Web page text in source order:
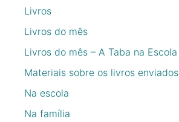
Livros
Livros do mês
Livros do mês – A Taba na Escola
Materiais sobre os livros enviados
Na escola
Na família